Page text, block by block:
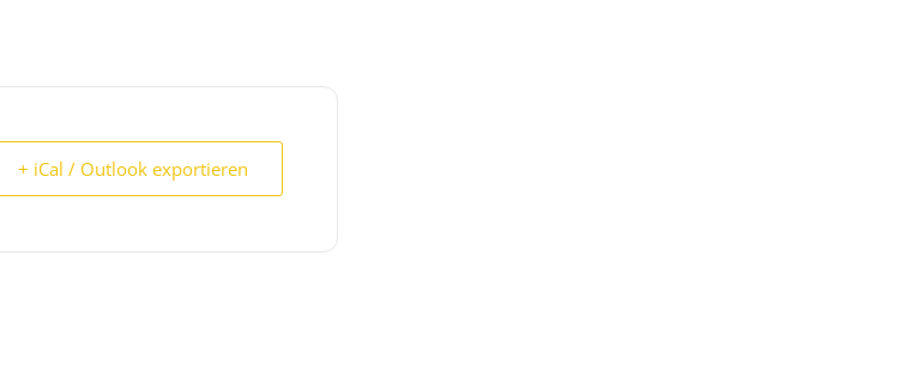
+ iCal / Outlook exportieren